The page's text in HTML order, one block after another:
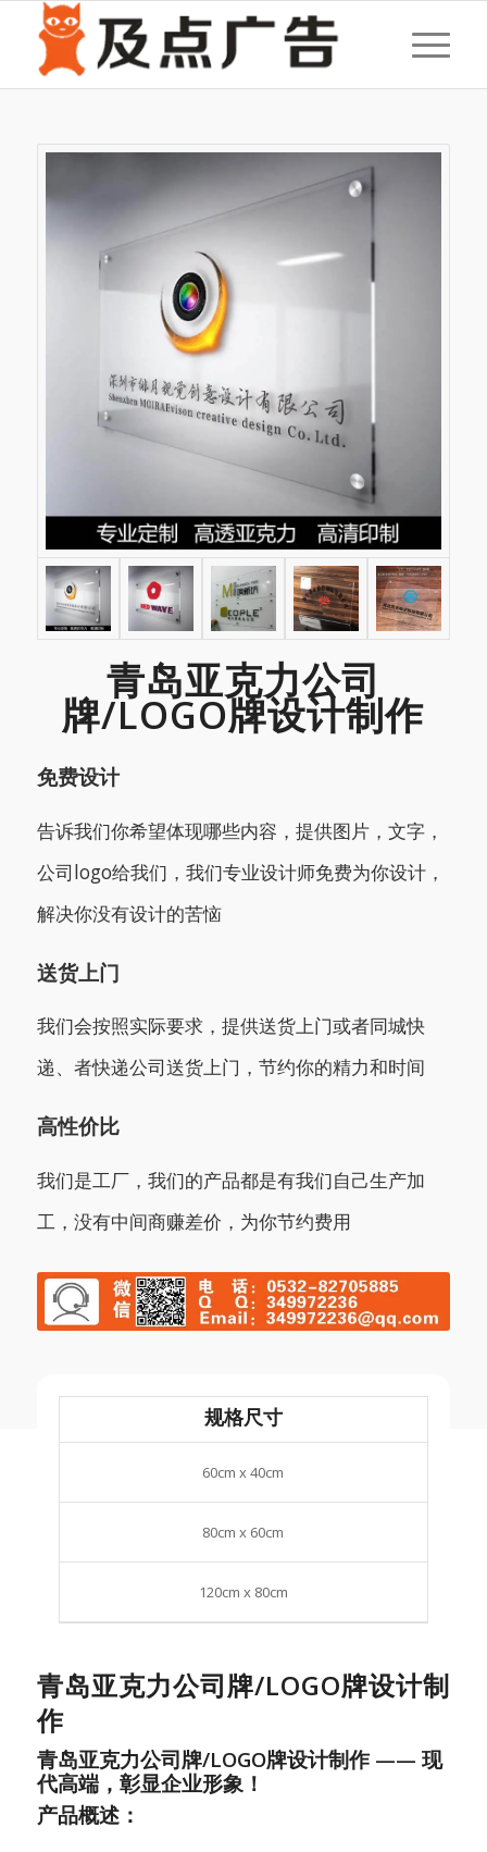
青岛亚克力公司
牌/LOGO牌设计制作
免费设计
告诉我们你希望体现哪些内容，提供图片，文字，
公司logo给我们，我们专业设计师免费为你设计，
解决你没有设计的苦恼
送货上门
我们会按照实际要求，提供送货上门或者同城快
递、者快递公司送货上门，节约你的精力和时间
高性价比
我们是工厂，我们的产品都是有我们自己生产加
工，没有中间商赚差价，为你节约费用
规格尺寸
60cm x 40cm
80cm x 60cm
120cm x 80cm
青岛亚克力公司牌/LOGO牌设计制
作
青岛亚克力公司牌/LOGO牌设计制作 —— 现
代高端，彰显企业形象！
产品概述：